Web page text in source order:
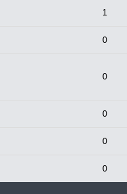
1
0
0
0
0
0